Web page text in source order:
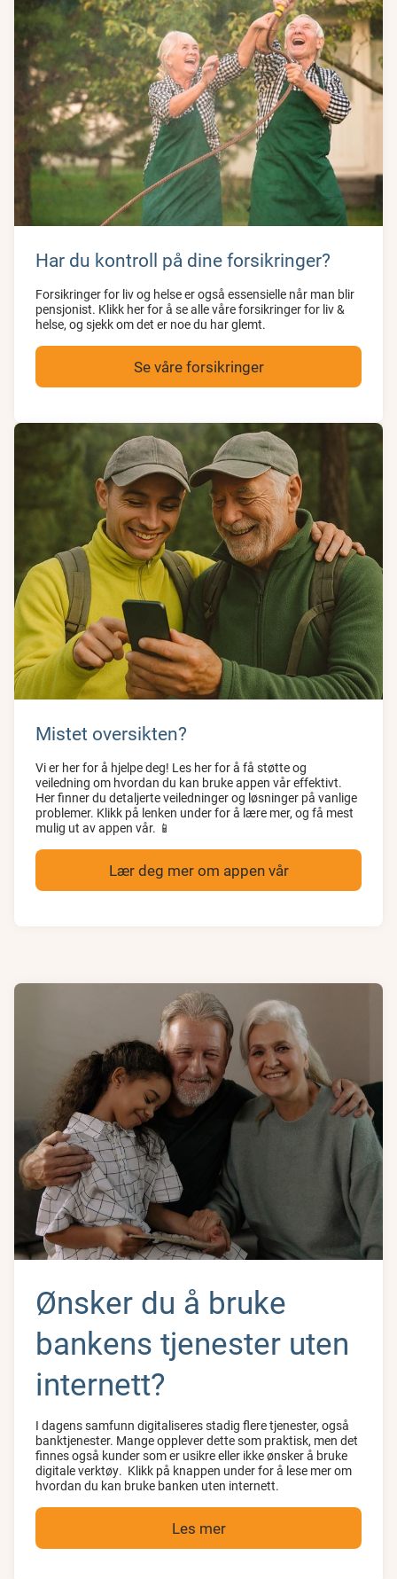
Har du kontroll på dine forsikringer?
Forsikringer for liv og helse er også essensielle når man blir
pensjonist. Klikk her for å se alle våre forsikringer for liv &
helse, og sjekk om det er noe du har glemt.
Se våre forsikringer
Mistet oversikten?
Vi er her for å hjelpe deg! Les her for å få støtte og
veiledning om hvordan du kan bruke appen vår effektivt.
Her finner du detaljerte veiledninger og løsninger på vanlige
problemer. Klikk på lenken under for å lære mer, og få mest
mulig ut av appen vår. 📱
Lær deg mer om appen vår
Ønsker du å bruke
bankens tjenester uten
internett?
I dagens samfunn digitaliseres stadig flere tjenester, også
banktjenester. Mange opplever dette som praktisk, men det
finnes også kunder som er usikre eller ikke ønsker å bruke
digitale verktøy. Klikk på knappen under for å lese mer om
hvordan du kan bruke banken uten internett.
Les mer